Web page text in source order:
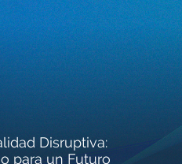
Disruptiva:
para un Futuro